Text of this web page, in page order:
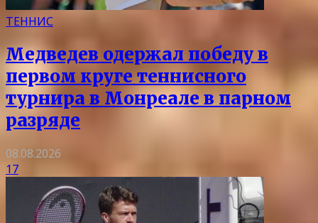
ТЕННИС
Медведев одержал победу в
первом круге теннисного
турнира в Монреале в парном
разряде
08.08.2026
17